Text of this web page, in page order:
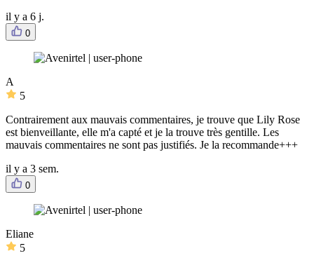
il y a 6 j.
0
A
5
Contrairement aux mauvais commentaires, je trouve que Lily Rose
est bienveillante, elle m'a capté et je la trouve très gentille. Les
mauvais commentaires ne sont pas justifiés. Je la recommande+++
il y a 3 sem.
0
Eliane
5